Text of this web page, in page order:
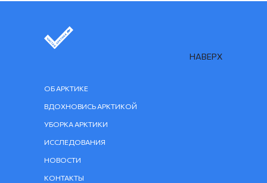
НАВЕРХ
ВДОХНОВИСЬ АРКТИКОЙ
ОБ АРКТИКЕ
ИССЛЕДОВАНИЯ
УБОРКА АРКТИКИ
КОНТАКТЫ
НОВОСТИ